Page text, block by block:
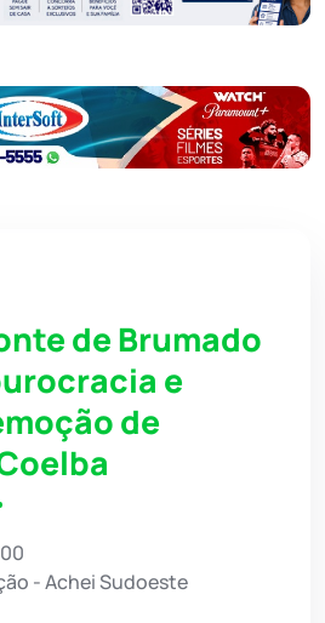
de Brumado
e
de
- Achei Sudoeste